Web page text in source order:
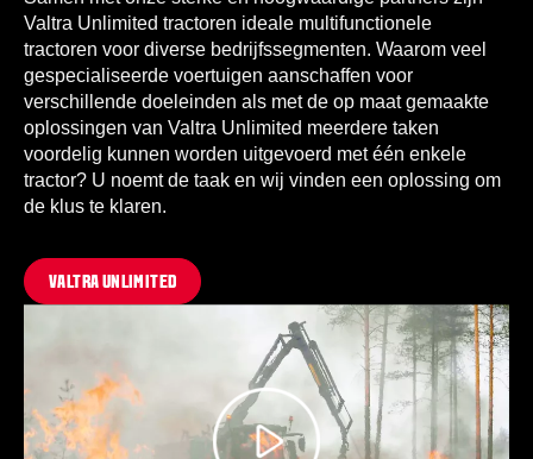
Valtra Unlimited tractoren ideale multifunctionele
tractoren voor diverse bedrijfssegmenten. Waarom veel
gespecialiseerde voertuigen aanschaffen voor
verschillende doeleinden als met de op maat gemaakte
oplossingen van Valtra Unlimited meerdere taken
voordelig kunnen worden uitgevoerd met één enkele
tractor? U noemt de taak en wij vinden een oplossing om
de klus te klaren.
VALTRA UNLIMITED